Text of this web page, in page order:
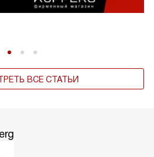
ВСЕ СТАТЬИ